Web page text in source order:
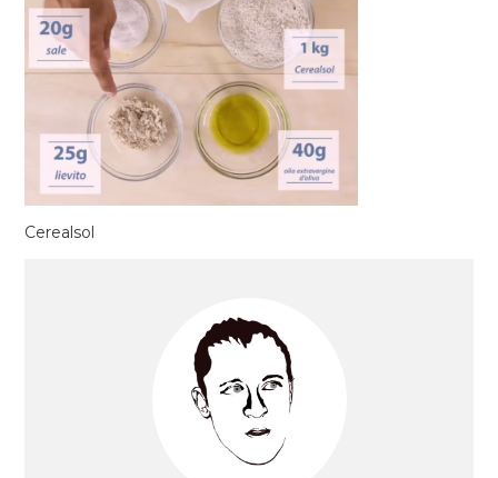
Cerealsol